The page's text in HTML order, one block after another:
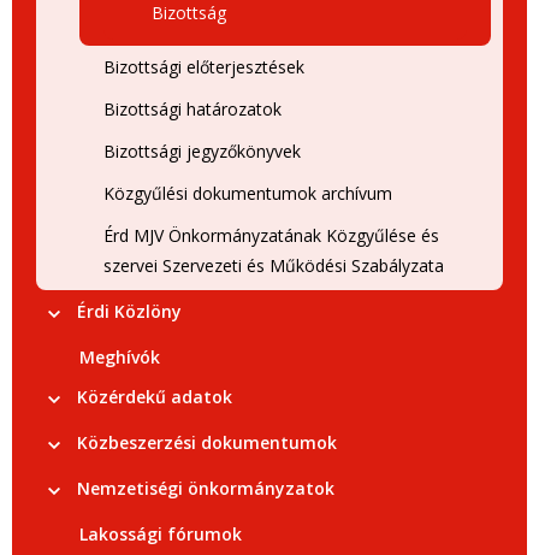
Bizottság
Bizottsági előterjesztések
Bizottsági határozatok
Bizottsági jegyzőkönyvek
Közgyűlési dokumentumok archívum
Érd MJV Önkormányzatának Közgyűlése és
szervei Szervezeti és Működési Szabályzata
Érdi Közlöny
Meghívók
Közérdekű adatok
Közbeszerzési dokumentumok
Nemzetiségi önkormányzatok
Lakossági fórumok